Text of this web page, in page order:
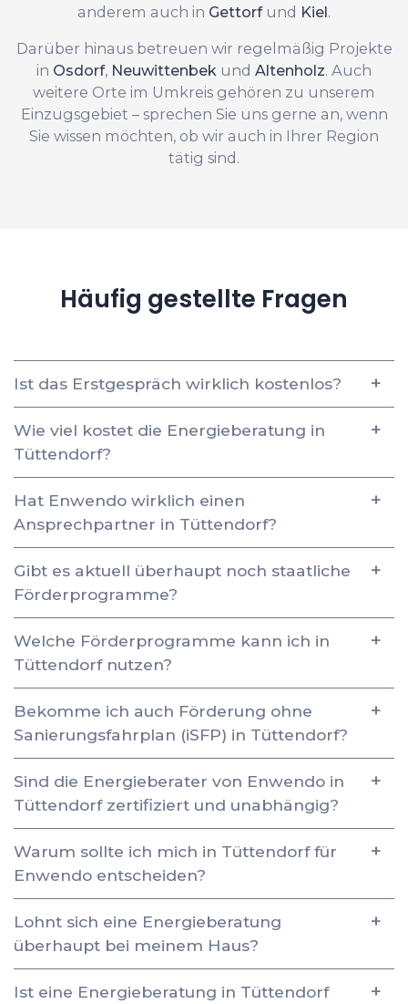
anderem auch in Gettorfund Kiel.
Darüber hinaus betreuen wir regelmäßig Projekte
in Osdorf, Neuwittenbek und Altenholz. Auch
weitere Orte im Umkreis gehören zu unserem
Einzugsgebiet – sprechen Sie uns gerne an, wenn
Sie wissen möchten, ob wir auch in Ihrer Region
tätig sind.
Häufig gestellte Fragen
Ist das Erstgespräch wirklich kostenlos?
Wie viel kostet die Energieberatung in
Tüttendorf?
Hat Enwendo wirklich einen
Ansprechpartner in Tüttendorf?
Gibt es aktuell überhaupt noch staatliche
Förderprogramme?
Welche Förderprogramme kann ich in
Tüttendorf nutzen?
Bekomme ich auch Förderung ohne
Sanierungsfahrplan (iSFP) in Tüttendorf?
Sind die Energieberater von Enwendo in
Tüttendorf zertifiziert und unabhängig?
Warum sollte ich mich in Tüttendorf für
Enwendo entscheiden?
Lohnt sich eine Energieberatung
überhaupt bei meinem Haus?
Ist eine Energieberatung in Tüttendorf